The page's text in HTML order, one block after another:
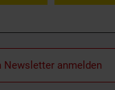
Newsletter anmelden